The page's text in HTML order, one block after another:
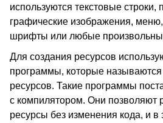
используются текстовые строки,
графические изображения,
шрифты или любые
Для создания ресурсов
программы, которые
ресурсов. Такие программы
с компилятором. Они позволяют
ресурсы без изменения кода, и